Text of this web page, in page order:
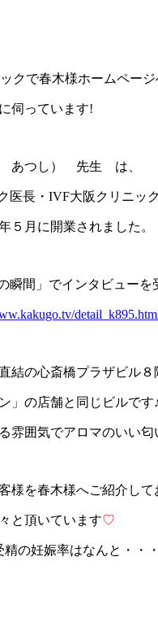
クで春木様ホームペー
伺っています!
あつし） 先生 は、
医長・IVF大阪クリニッ
５月に開業されました。
瞬間」 でインタビューを
結の心斎橋プラザビル８
」の店舗と同じビルです
雰囲気でアロマのいい
様を春木様へご紹介して
と頂いています♡
の妊娠率はなんと・・・